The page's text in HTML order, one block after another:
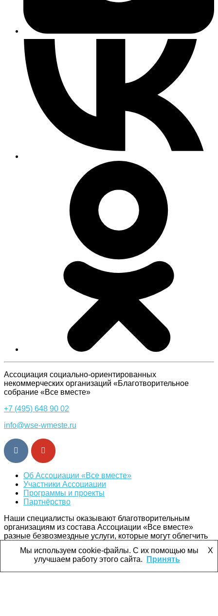
Ассоциация cоциально-ориентированных
некоммерческих организаций «Благотворительное
собрание «Все вместе»
+7 (495) 648 90 02
info@wse-wmeste.ru
Об Ассоциации «Все вместе»
Участники Ассоциации
Программы и проекты
Партнёрство
Наши специалисты оказывают благотворительным
организациям из состава Ассоциации «Все вместе»
разные безвозмездные услуги, которые могут облегчить
их работу и помочь в достижении целей.
Помогая нам, вы поддерживаете многих!
Мы используем cookie-файлы. С их помощью мы
улучшаем работу этого сайта.
X
Принять